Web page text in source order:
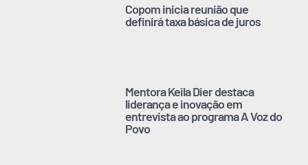
Copom inicia reunião que
definirá taxa básica de juros
Mentora Keila Dier destaca
liderança e inovação em
entrevista ao programa A Voz do
Povo